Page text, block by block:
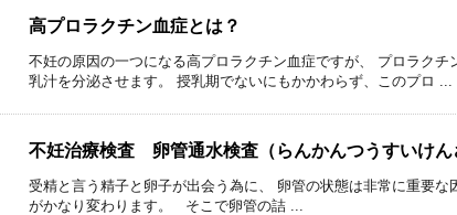
高プロラクチン血症とは？
不妊の原因の一つになる高プロラクチン血症ですが、 プロラク
乳汁を分泌させます。 授乳期でないにもかかわらず、このプロ ...
不妊治療検査 卵管通水検査（らんかんつうすいけん
受精と言う精子と卵子が出会う為に、 卵管の状態は非常に重要
がかなり変わります。 そこで卵管の詰 ...